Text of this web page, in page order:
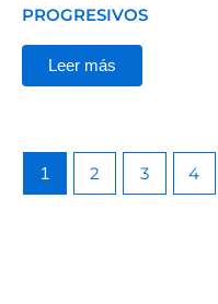
PROGRESIVOS
Leer más
1 2 3 4